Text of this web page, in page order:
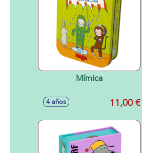
Mímica
4 años 11,00 €